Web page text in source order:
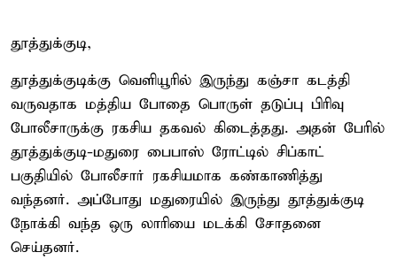
தூத்துக்குடி,
தூத்துக்குடிக்கு வெளியூரில் இருந்து கஞ்சா கடத்தி
வருவதாக மத்திய போதை பொருள் தடுப்பு பிரிவு
போலீசாருக்கு ரகசிய தகவல் கிடைத்தது. அதன் பேரில்
தூத்துக்குடி-மதுரை பைபாஸ் ரோட்டில் சிப்காட்
பகுதியில் போலீசார் ரகசியமாக கண்காணித்து
வந்தனர். அப்போது மதுரையில் இருந்து தூத்துக்குடி
நோக்கி வந்த ஒரு லாரியை மடக்கி சோதனை
செய்தனர்.